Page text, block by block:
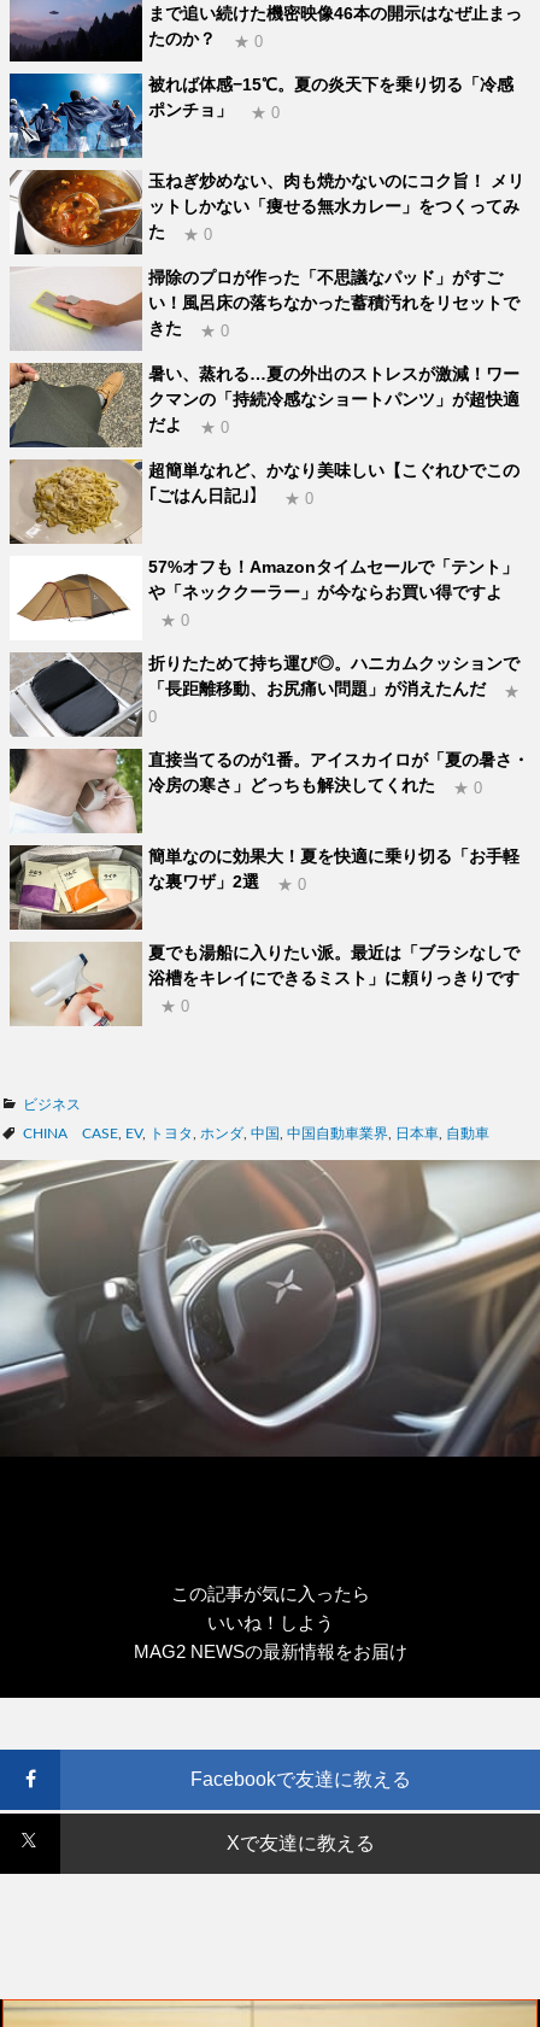
まで追い続けた機密映像46本の開示はなぜ止まっ
たのか？
★ 0
被れば体感−15℃。夏の炎天下を乗り切る「冷感
ポンチョ」
★ 0
玉ねぎ炒めない、肉も焼かないのにコク旨！ メリ
ットしかない「痩せる無水カレー」をつくってみ
た
★ 0
掃除のプロが作った「不思議なパッド」がすご
い！風呂床の落ちなかった蓄積汚れをリセットで
きた
★ 0
暑い、蒸れる…夏の外出のストレスが激減！ワー
クマンの「持続冷感なショートパンツ」が超快適
だよ
★ 0
超簡単なれど、かなり美味しい【こぐれひでこの
｢ごはん日記｣】
★ 0
57%オフも！Amazonタイムセールで「テント」
や「ネッククーラー」が今ならお買い得ですよ
★ 0
折りたためて持ち運び◎。ハニカムクッションで
「長距離移動、お尻痛い問題」が消えたんだ
★
0
直接当てるのが1番。アイスカイロが「夏の暑さ・
冷房の寒さ」どっちも解決してくれた
★ 0
簡単なのに効果大！夏を快適に乗り切る「お手軽
な裏ワザ」2選
★ 0
夏でも湯船に入りたい派。最近は「ブラシなしで
浴槽をキレイにできるミスト」に頼りっきりです
★ 0
カ
テ
リ
ー
ビジネス
タ
CHINA CASE EV, トヨタ ホンダ 中国 中国自動車業界 日本車 自動車
この記事が気に入ったら
いいね！しよう
MAG2 NEWSの最新情報をお届け
Facebookで友達に教える
Xで友達に教える